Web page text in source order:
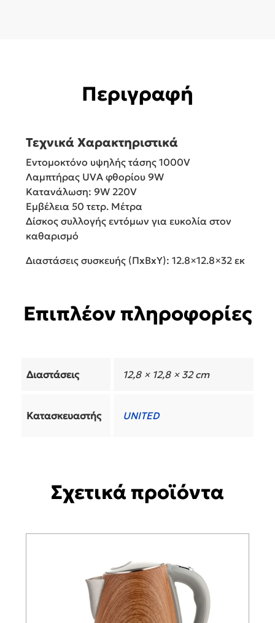
Περιγραφή
Τεχνικά Χαρακτηριστικά
Εντομοκτόνο υψηλής τάσης 1000V
Λαμπτήρας UVA φθορίου 9W
Κατανάλωση: 9W 220V
Eμβέλεια 50 τετρ. Μέτρα
Δίσκος συλλογής εντόμων για ευκολία στον
καθαρισμό
Διαστάσεις συσκευής (ΠxΒxΥ): 12.8×12.8×32 εκ
Επιπλέον πληροφορίες
Διαστάσεις 12,8 × 12,8 × 32 cm
Κατασκευαστής UNITED
Σχετικά προϊόντα